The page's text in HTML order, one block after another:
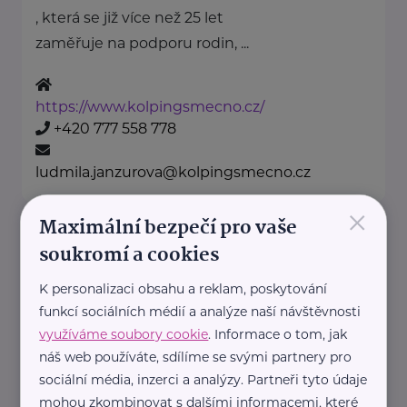
, která se již více než 25 let
zaměřuje na podporu rodin, ...
https://www.kolpingsmecno.cz/
+420 777 558 778
ludmila.janzurova@kolpingsmecno.cz
Prostor plus o.p.s.
Na Pustině Kolín
www.prostor-plus.cz
+420 608 123 013
kotelna@prostor-plus.cz
×
Maximální bezpečí pro vaše
soukromí a cookies
K personalizaci obsahu a reklam, poskytování
funkcí sociálních médií a analýze naší návštěvnosti
využíváme soubory cookie. Informace o tom, jak
náš web používáte, sdílíme se svými partnery pro
sociální média, inzerci a analýzy. Partneři tyto údaje
mohou zkombinovat s dalšími informacemi, které